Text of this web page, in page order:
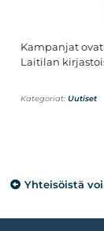
Kampanjat ovat
Laitilan
Kategoriat: Uutiset
Yhteisöistä